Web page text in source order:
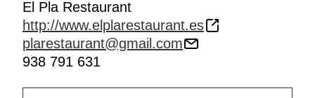
El Pla Restaurant
http://www.elplarestaurant.es
plarestaurant@gmail.com
938 791 631